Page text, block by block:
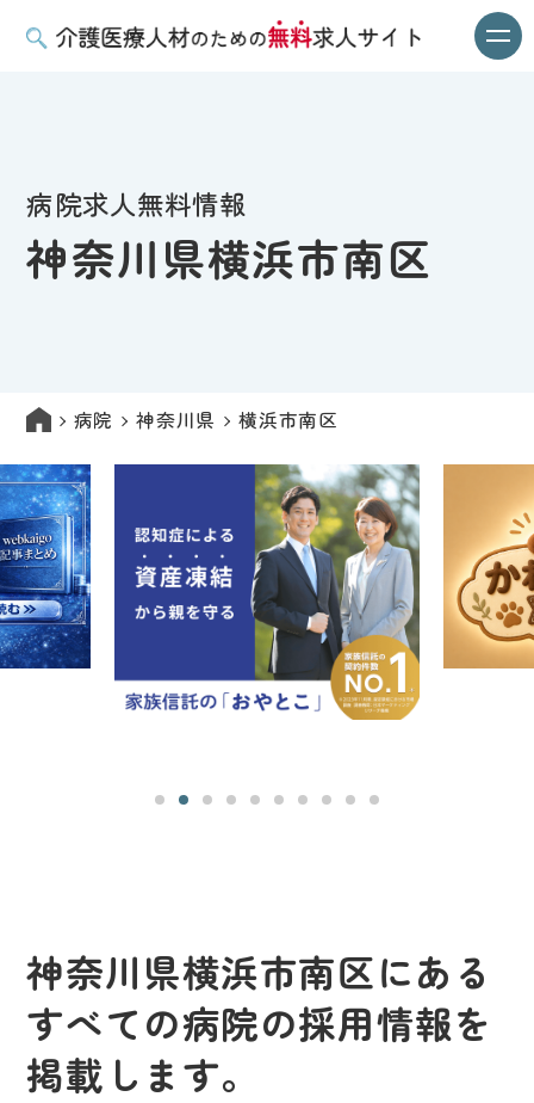
病院求人無料情報
神奈川県横浜市南区
病院 神奈川県 横浜市南区
神奈川県横浜市南区にある
すべての病院の採用情報を
掲載します。